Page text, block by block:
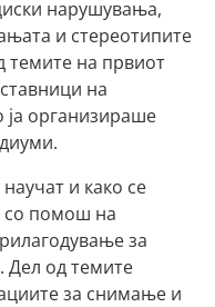
нарушувања,
и стереотипите
темите на првиот
на
ја организираше
и како се
со помош на
за
Дел од темите
за снимање и